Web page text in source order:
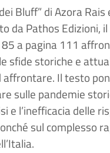
Bluff” di Azora Rais
da Pathos Edizioni,
85 a pagina 111
sfide storiche e
affrontare. Il testo
sulle pandemie
e l’inefficacia delle
sul complesso